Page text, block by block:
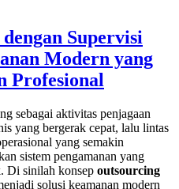
Supervisi
Modern yang
Profesional
sebagai aktivitas penjagaan
yang bergerak cepat, lalu lintas
yang semakin
sistem pengamanan yang
Di sinilah konsep outsourcing
solusi keamanan modern